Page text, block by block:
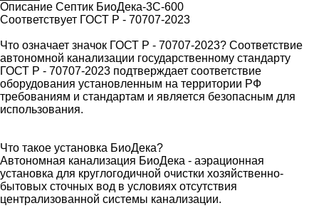
Описание Септик БиоДека-3С-600
Соответствует ГОСТ Р - 70707-2023
Что означает значок ГОСТ Р - 70707-2023? Соответствие
автономной канализации государственному стандарту
ГОСТ Р - 70707-2023 подтверждает соответствие
оборудования установленным на территории РФ
требованиям и стандартам и является безопасным для
использования.
Что такое установка БиоДека?
Автономная канализация БиоДека - аэрационная
установка для круглогодичной очистки хозяйственно-
бытовых сточных вод в условиях отсутствия
централизованной системы канализации.